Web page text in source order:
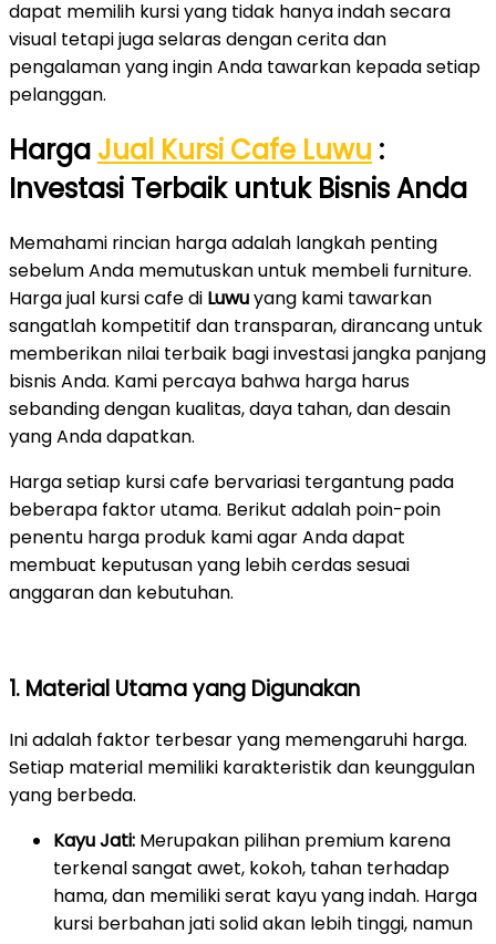
dapat memilih kursi yang tidak hanya indah secara
visual tetapi juga selaras dengan cerita dan
pengalaman yang ingin Anda tawarkan kepada setiap
pelanggan.
Harga Jual Kursi Cafe Luwu :
Investasi Terbaik untuk Bisnis Anda
Memahami rincian harga adalah langkah penting
sebelum Anda memutuskan untuk membeli furniture.
Harga jual kursi cafe di Luwuyang kami tawarkan
sangatlah kompetitif dan transparan, dirancang untuk
memberikan nilai terbaik bagi investasi jangka panjang
bisnis Anda. Kami percaya bahwa harga harus
sebanding dengan kualitas, daya tahan, dan desain
yang Anda dapatkan.
Harga setiap kursi cafe bervariasi tergantung pada
beberapa faktor utama. Berikut adalah poin-poin
penentu harga produk kami agar Anda dapat
membuat keputusan yang lebih cerdas sesuai
anggaran dan kebutuhan.
1. Material Utama yang Digunakan
Ini adalah faktor terbesar yang memengaruhi harga.
Setiap material memiliki karakteristik dan keunggulan
yang berbeda.
Kayu Jati: Merupakan pilihan premium karena
terkenal sangat awet, kokoh, tahan terhadap
hama, dan memiliki serat kayu yang indah. Harga
kursi berbahan jati solid akan lebih tinggi, namun